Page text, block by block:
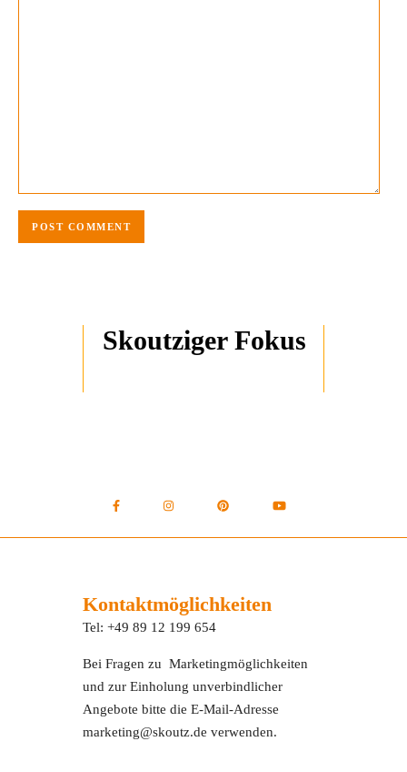
Skoutziger Fokus
Kontaktmöglichkeiten
Tel: +49 89 12 199 654
Bei Fragen zu Marketingmöglichkeiten
und zur Einholung unverbindlicher
Angebote bitte die E-Mail-Adresse
marketing@skoutz.de verwenden.